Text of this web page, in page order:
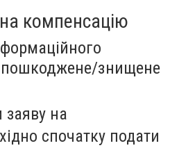
компенсацію
знищене
на
спочатку подати